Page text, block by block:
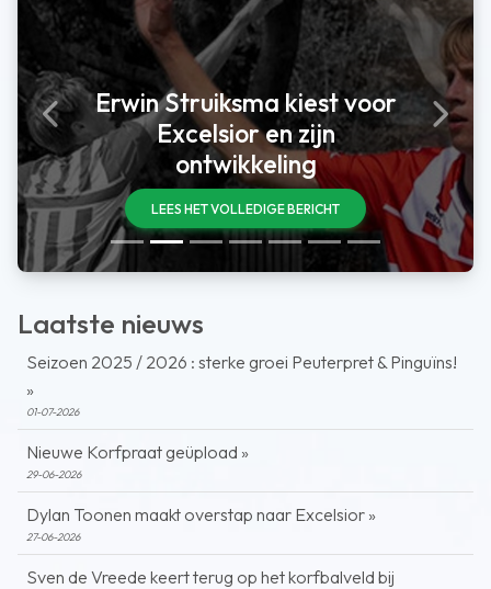
Erwin Struiksma kiest voor
Excelsior en zijn
ontwikkeling
LEES HET VOLLEDIGE BERICHT
Previous Next
Laatste nieuws
01-07-2026
Seizoen 2025 / 2026 : sterke groei Peuterpret & Pinguïns!
»
29-06-2026
Nieuwe Korfpraat geüpload »
27-06-2026
Dylan Toonen maakt overstap naar Excelsior »
Sven de Vreede keert terug op het korfbalveld bij